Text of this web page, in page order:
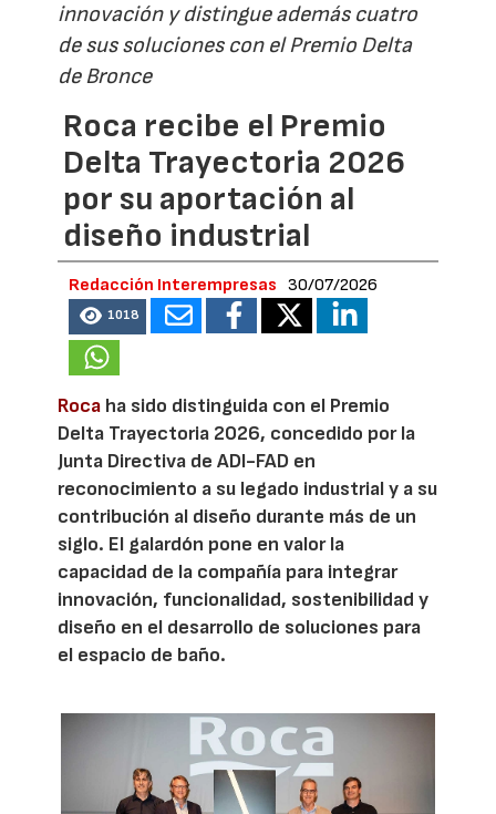
innovación y distingue además cuatro
de sus soluciones con el Premio Delta
de Bronce
Roca recibe el Premio
Delta Trayectoria 2026
por su aportación al
diseño industrial
Redacción Interempresas 30/07/2026
1018
Roca ha sido distinguida con el Premio
Delta Trayectoria 2026, concedido por la
Junta Directiva de ADI-FAD en
reconocimiento a su legado industrial y a su
contribución al diseño durante más de un
siglo. El galardón pone en valor la
capacidad de la compañía para integrar
innovación, funcionalidad, sostenibilidad y
diseño en el desarrollo de soluciones para
el espacio de baño.